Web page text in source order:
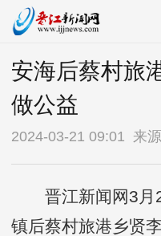
安海后蔡村旅
做公益
2024-03-21 09:01 来
晋江新闻网3月
镇后蔡村旅港乡贤